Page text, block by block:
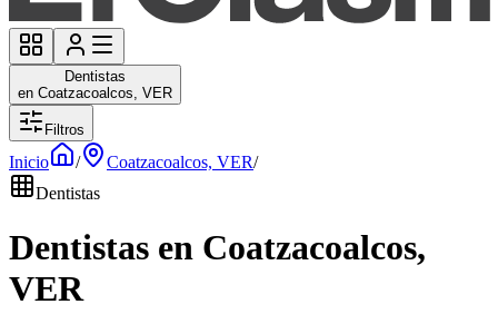
Dentistas
en Coatzacoalcos, VER
Filtros
Inicio / Coatzacoalcos, VER/
Dentistas
Dentistas en Coatzacoalcos,
VER